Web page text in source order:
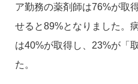
ア勤務の薬剤師は76%が取
せると89%となりました。
は40%が取得し、23%が「
た。